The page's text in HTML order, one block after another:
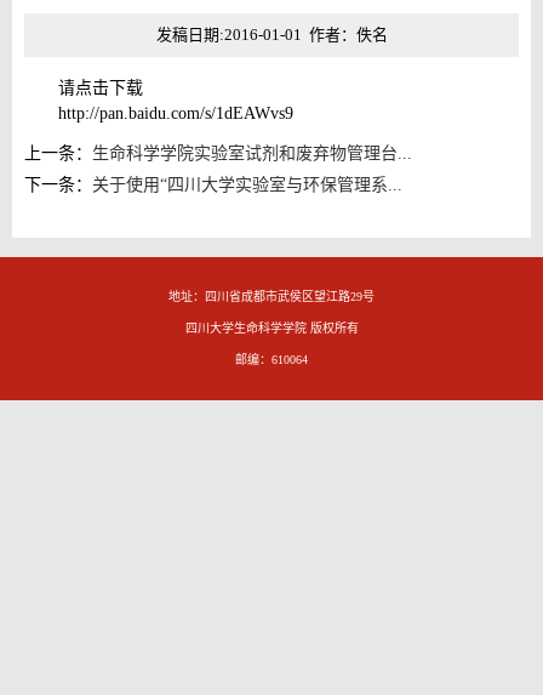
发稿日期:2016-01-01 作者：佚名
请点击下载
http://pan.baidu.com/s/1dEAWvs9
上一条： 生命科学学院实验室试剂和废弃物管理台...
下一条： 关于使用“四川大学实验室与环保管理系...
地址：四川省成都市武侯区望江路29号
四川大学生命科学学院 版权所有
邮编：610064